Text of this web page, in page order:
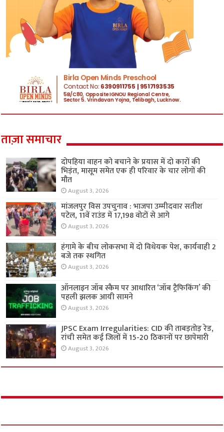
ताज़ा समाचार
दोपहिया वाहन को बचाने के प्रयास में दो कारों की
भिड़ंत, मासूम समेत एक ही परिवार के चार लोगों की
मौत
August 3, 2026
मांजलपुर विस उपचुनाव : भाजपा उम्मीदवार सतीश
पटेल, 11वें राउंड में 17,198 वोटों से आगे
August 3, 2026
हंगामे के बीच लोकसभा में दो विधेयक पेश, कार्यवाही 2
बजे तक स्थगित
August 3, 2026
ऑनलाइन जॉब स्कैम पर आधारित ‘जॉब ट्रैफिकिंग’ की
पहली झलक आयी सामने
August 3, 2026
JPSC Exam Irregularities: CID की ताबड़तोड़ रेड,
रांची समेत कई जिलों में 15-20 ठिकानों पर छापेमारी
August 3, 2026